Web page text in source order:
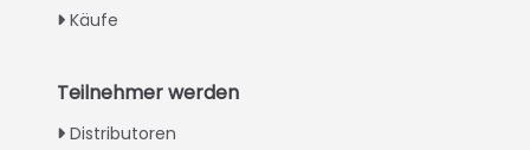
Käufe
Teilnehmer werden
Distributoren